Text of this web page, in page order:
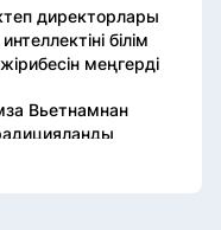
директорлары
білім
меңгерді
Вьетнамнан